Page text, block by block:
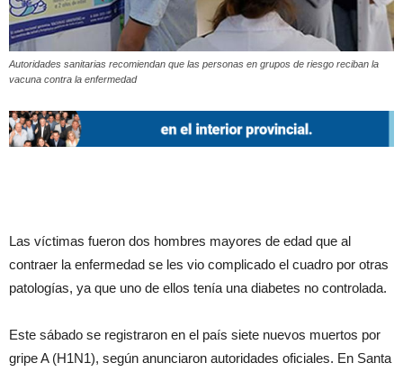
Autoridades sanitarias recomiendan que las personas en grupos de riesgo reciban la
vacuna contra la enfermedad
Las víctimas fueron dos hombres mayores de edad que al
contraer la enfermedad se les vio complicado el cuadro por otras
patologías, ya que uno de ellos tenía una diabetes no controlada.
Este sábado se registraron en el país siete nuevos muertos por
gripe A (H1N1), según anunciaron autoridades oficiales. En Santa